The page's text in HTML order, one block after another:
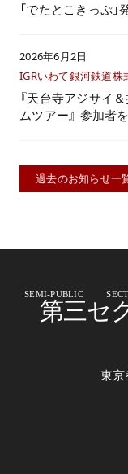
「でたとこきっぷ」
2026年6月2日
IGRいわて銀河鉄道株
『天台寺アジサイ
ムツアー』 参加者を
過去のお知らせ一
SEMI-PUBLIC
第三セ
東